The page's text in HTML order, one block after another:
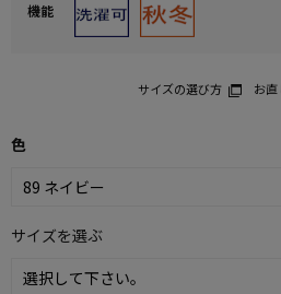
機能
サイズの選び方 お
色
サイズを選ぶ